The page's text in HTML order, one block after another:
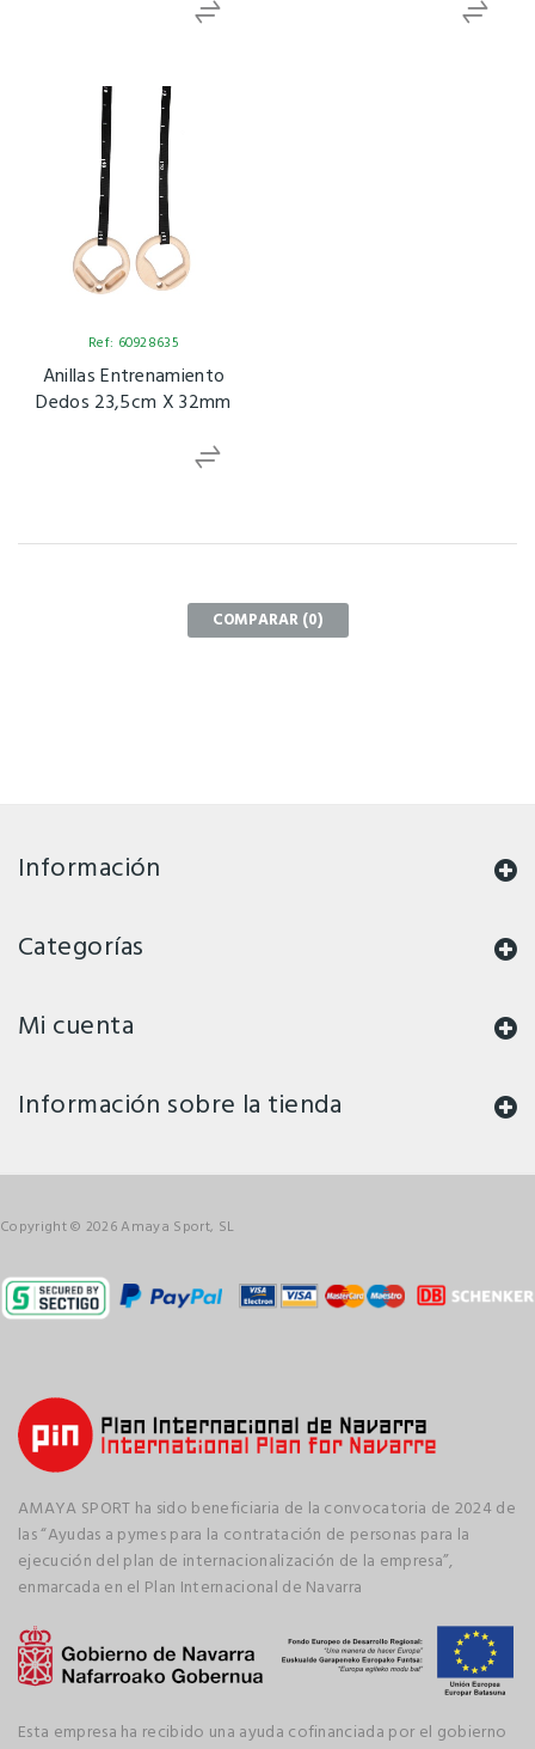
Ref: 60928635
Anillas Entrenamiento
Dedos 23,5cm X 32mm
COMPARAR (0)
Información
Categorías
Mi cuenta
Información sobre la tienda
Copyright © 2026 Amaya Sport, SL
AMAYA SPORT ha sido beneficiaria de la convocatoria de 2024 de
las “Ayudas a pymes para la contratación de personas para la
ejecución del plan de internacionalización de la empresa”,
enmarcada en el Plan Internacional de Navarra
Esta empresa ha recibido una ayuda cofinanciada por el gobierno